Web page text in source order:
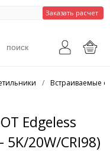
Заказать расчет
/ Встраиваемые
Edgeless
20W/CRI98)